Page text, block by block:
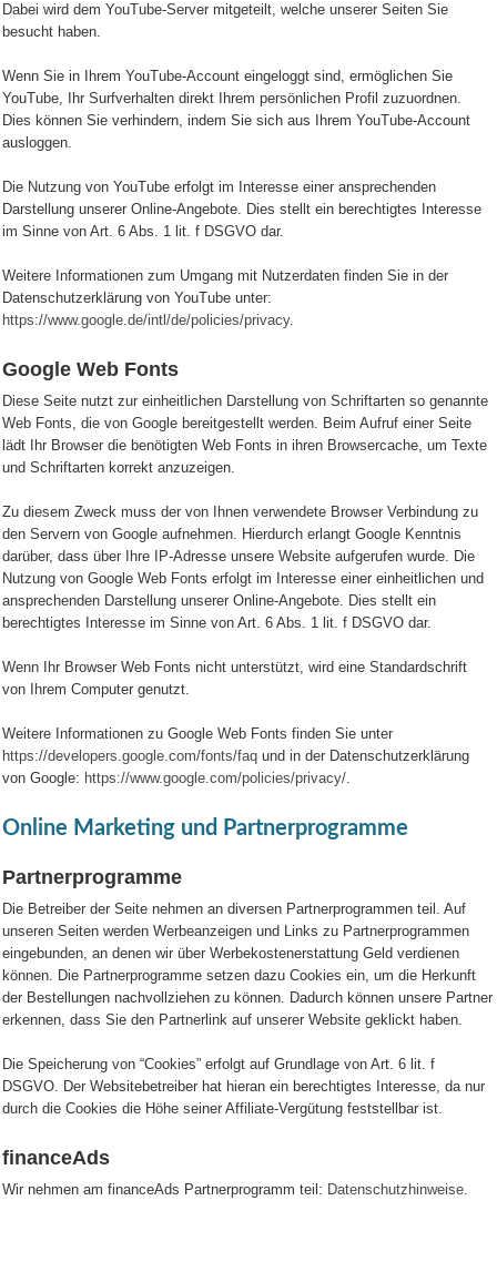
Dabei wird dem YouTube-Server mitgeteilt, welche unserer Seiten Sie
besucht haben.
Wenn Sie in Ihrem YouTube-Account eingeloggt sind, ermöglichen Sie
YouTube, Ihr Surfverhalten direkt Ihrem persönlichen Profil zuzuordnen.
Dies können Sie verhindern, indem Sie sich aus Ihrem YouTube-Account
ausloggen.
Die Nutzung von YouTube erfolgt im Interesse einer ansprechenden
Darstellung unserer Online-Angebote. Dies stellt ein berechtigtes Interesse
im Sinne von Art. 6 Abs. 1 lit. f DSGVO dar.
Weitere Informationen zum Umgang mit Nutzerdaten finden Sie in der
Datenschutzerklärung von YouTube unter:
https://www.google.de/intl/de/policies/privacy.
Google Web Fonts
Diese Seite nutzt zur einheitlichen Darstellung von Schriftarten so genannte
Web Fonts, die von Google bereitgestellt werden. Beim Aufruf einer Seite
lädt Ihr Browser die benötigten Web Fonts in ihren Browsercache, um Texte
und Schriftarten korrekt anzuzeigen.
Zu diesem Zweck muss der von Ihnen verwendete Browser Verbindung zu
den Servern von Google aufnehmen. Hierdurch erlangt Google Kenntnis
darüber, dass über Ihre IP-Adresse unsere Website aufgerufen wurde. Die
Nutzung von Google Web Fonts erfolgt im Interesse einer einheitlichen und
ansprechenden Darstellung unserer Online-Angebote. Dies stellt ein
berechtigtes Interesse im Sinne von Art. 6 Abs. 1 lit. f DSGVO dar.
Wenn Ihr Browser Web Fonts nicht unterstützt, wird eine Standardschrift
von Ihrem Computer genutzt.
Weitere Informationen zu Google Web Fonts finden Sie unter
https://developers.google.com/fonts/faq und in der Datenschutzerklärung
von Google: https://www.google.com/policies/privacy/.
Online Marketing und Partnerprogramme
Partnerprogramme
Die Betreiber der Seite nehmen an diversen Partnerprogrammen teil. Auf
unseren Seiten werden Werbeanzeigen und Links zu Partnerprogrammen
eingebunden, an denen wir über Werbekostenerstattung Geld verdienen
können. Die Partnerprogramme setzen dazu Cookies ein, um die Herkunft
der Bestellungen nachvollziehen zu können. Dadurch können unsere Partner
erkennen, dass Sie den Partnerlink auf unserer Website geklickt haben.
Die Speicherung von “Cookies” erfolgt auf Grundlage von Art. 6 lit. f
DSGVO. Der Websitebetreiber hat hieran ein berechtigtes Interesse, da nur
durch die Cookies die Höhe seiner Affiliate-Vergütung feststellbar ist.
financeAds
Wir nehmen am financeAds Partnerprogramm teil: Datenschutzhinweise.